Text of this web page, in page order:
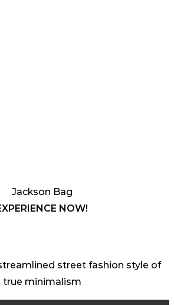
Jackson Bag
NOW!
street fashion style of
true minimalism